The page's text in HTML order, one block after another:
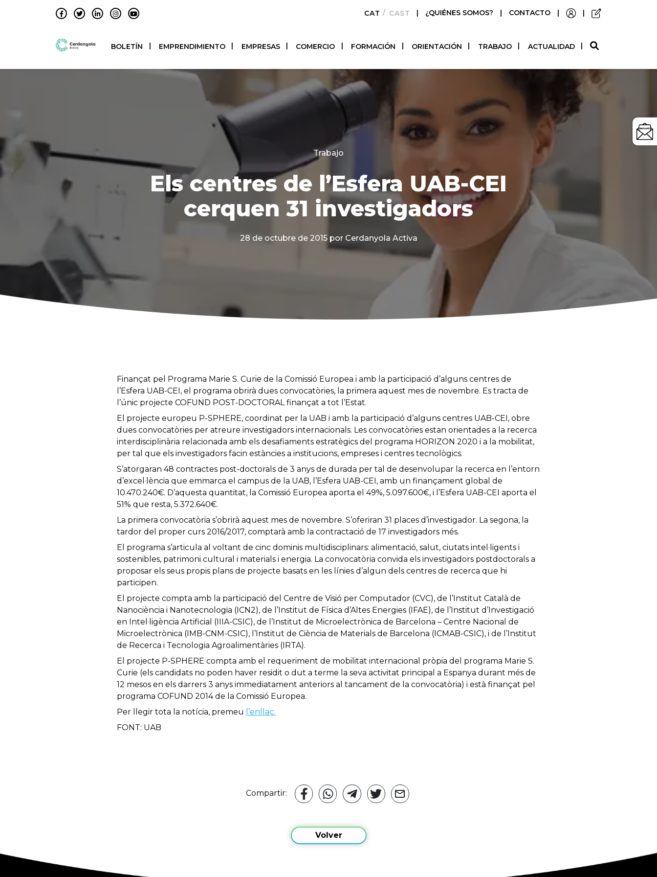
CATALÀCASTELLANO
| ¿QUIÉNES SOMOS? | CONTACTO | |
BOLETÍN EMPRENDIMIENTO EMPRESAS COMERCIO FORMACIÓN ORIENTACIÓN TRABAJO ACTUALIDAD
Categories
Trabajo
Els centres de l’Esfera UAB-CEI
cerquen 31 investigadors
28 de octubre de 2015 por Cerdanyola Activa
Finançat pel Programa Marie S. Curie de la Comissió Europea i amb la participació d’alguns centres de
l’Esfera UAB-CEI, el programa obrirà dues convocatòries, la primera aquest mes de novembre. Es tracta de
l’únic projecte COFUND POST-DOCTORAL finançat a tot l’Estat.
El projecte europeu P-SPHERE, coordinat per la UAB i amb la participació d’alguns centres UAB-CEI, obre
dues convocatòries per atreure investigadors internacionals. Les convocatòries estan orientades a la recerca
interdisciplinària relacionada amb els desafiaments estratègics del programa HORIZON 2020 i a la mobilitat,
per tal que els investigadors facin estàncies a institucions, empreses i centres tecnològics.
S’atorgaran 48 contractes post-doctorals de 3 anys de durada per tal de desenvolupar la recerca en l’entorn
d’excel·lència que emmarca el campus de la UAB, l’Esfera UAB-CEI, amb un finançament global de
10.470.240€. D’aquesta quantitat, la Comissió Europea aporta el 49%, 5.097.600€, i l’Esfera UAB-CEI aporta el
51% que resta, 5.372.640€.
La primera convocatòria s’obrirà aquest mes de novembre. S’oferiran 31 places d’investigador. La segona, la
tardor del proper curs 2016/2017, comptarà amb la contractació de 17 investigadors més.
El programa s’articula al voltant de cinc dominis multidisciplinars: alimentació, salut, ciutats intel·ligents i
sostenibles, patrimoni cultural i materials i energia. La convocatòria convida els investigadors postdoctorals a
proposar els seus propis plans de projecte basats en les línies d’algun dels centres de recerca que hi
participen.
El projecte compta amb la participació del Centre de Visió per Computador (CVC), de l’Institut Català de
Nanociència i Nanotecnologia (ICN2), de l’Institut de Física d’Altes Energies (IFAE), de l’Institut d’Investigació
en Intel·ligència Artificial (IIIA-CSIC), de l’Institut de Microelectrònica de Barcelona – Centre Nacional de
Microelectrònica (IMB-CNM-CSIC), l’Institut de Ciència de Materials de Barcelona (ICMAB-CSIC), i de l’Institut
de Recerca i Tecnologia Agroalimentàries (IRTA).
El projecte P-SPHERE compta amb el requeriment de mobilitat internacional pròpia del programa Marie S.
Curie (els candidats no poden haver residit o dut a terme la seva activitat principal a Espanya durant més de
12 mesos en els darrers 3 anys immediatament anteriors al tancament de la convocatòria) i està finançat pel
programa COFUND 2014 de la Comissió Europea.
Per llegir tota la notícia, premeu
l’enllaç.
FONT: UAB
Compartir:
Volver